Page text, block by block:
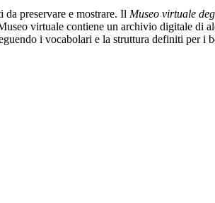
preservare e mostrare. Il Museo virtuale
virtuale contiene un archivio digitale di
i vocabolari e la struttura definiti per i